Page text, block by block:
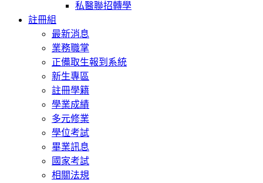
私醫聯招轉學
註冊組
最新消息
業務職掌
正備取生報到系統
新生專區
註冊學籍
學業成績
多元修業
學位考試
畢業訊息
國家考試
相關法規